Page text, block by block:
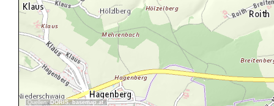
Quellen: DORIS,basemap.at